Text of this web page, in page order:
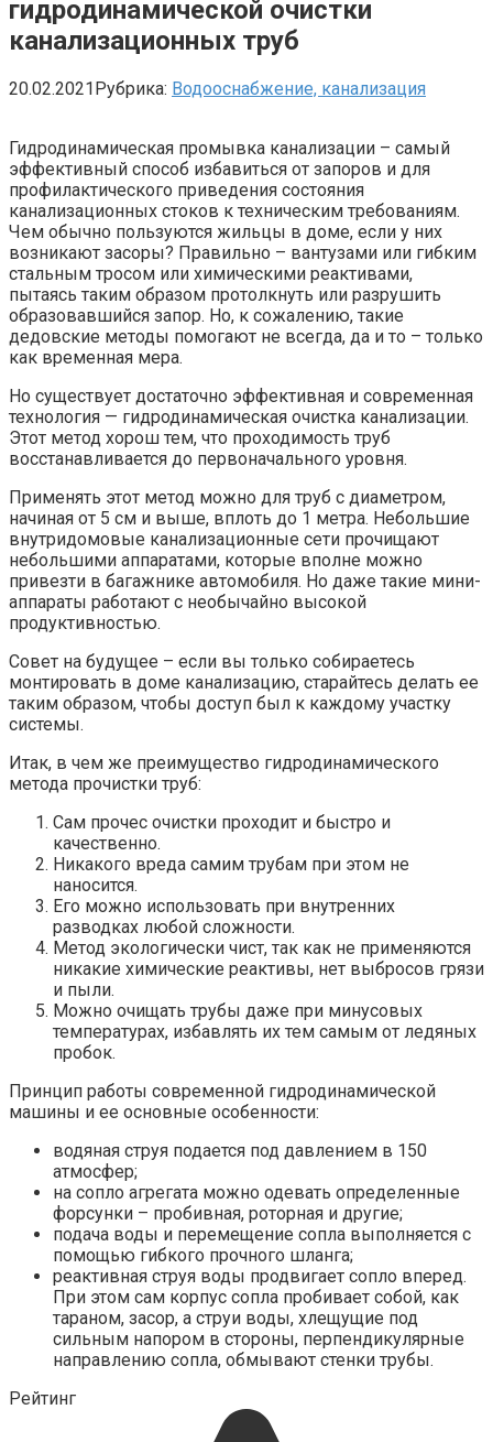
гидродинамической очистки
канализационных труб
20.02.2021Рубрика: Водооснабжение, канализация
Гидродинамическая промывка канализации – самый
эффективный способ избавиться от запоров и для
профилактического приведения состояния
канализационных стоков к техническим требованиям.
Чем обычно пользуются жильцы в доме, если у них
возникают засоры? Правильно – вантузами или гибким
стальным тросом или химическими реактивами,
пытаясь таким образом протолкнуть или разрушить
образовавшийся запор. Но, к сожалению, такие
дедовские методы помогают не всегда, да и то – только
как временная мера.
Но существует достаточно эффективная и современная
технология — гидродинамическая очистка канализации.
Этот метод хорош тем, что проходимость труб
восстанавливается до первоначального уровня.
Применять этот метод можно для труб с диаметром,
начиная от 5 см и выше, вплоть до 1 метра. Небольшие
внутридомовые канализационные сети прочищают
небольшими аппаратами, которые вполне можно
привезти в багажнике автомобиля. Но даже такие мини-
аппараты работают с необычайно высокой
продуктивностью.
Совет на будущее – если вы только собираетесь
монтировать в доме канализацию, старайтесь делать ее
таким образом, чтобы доступ был к каждому участку
системы.
Итак, в чем же преимущество гидродинамического
метода прочистки труб:
Сам прочес очистки проходит и быстро и
качественно.
Никакого вреда самим трубам при этом не
наносится.
Его можно использовать при внутренних
разводках любой сложности.
Метод экологически чист, так как не применяются
никакие химические реактивы, нет выбросов грязи
и пыли.
Можно очищать трубы даже при минусовых
температурах, избавлять их тем самым от ледяных
пробок.
Принцип работы современной гидродинамической
машины и ее основные особенности:
водяная струя подается под давлением в 150
атмосфер;
на сопло агрегата можно одевать определенные
форсунки – пробивная, роторная и другие;
подача воды и перемещение сопла выполняется с
помощью гибкого прочного шланга;
реактивная струя воды продвигает сопло вперед.
При этом сам корпус сопла пробивает собой, как
тараном, засор, а струи воды, хлещущие под
сильным напором в стороны, перпендикулярные
направлению сопла, обмывают стенки трубы.
Рейтинг